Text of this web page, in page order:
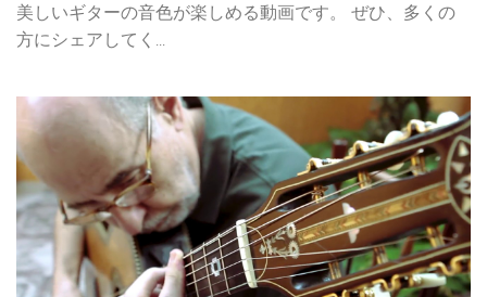
美しいギターの音色が楽しめる動画です。 ぜひ、多くの
方にシェアしてく...